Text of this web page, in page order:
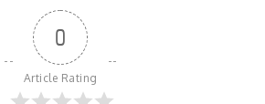
0
Article Rating